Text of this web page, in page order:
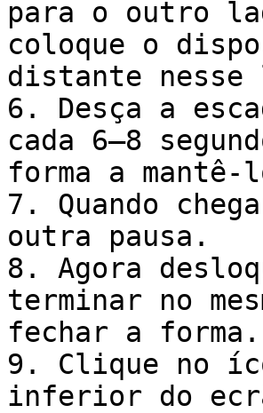
para o outro
coloque o
distante nesse
6. Desça a
cada 6–8
forma a
7. Quando
outra pausa.
8. Agora
terminar no
fechar a forma.
9. Clique no
inferior do